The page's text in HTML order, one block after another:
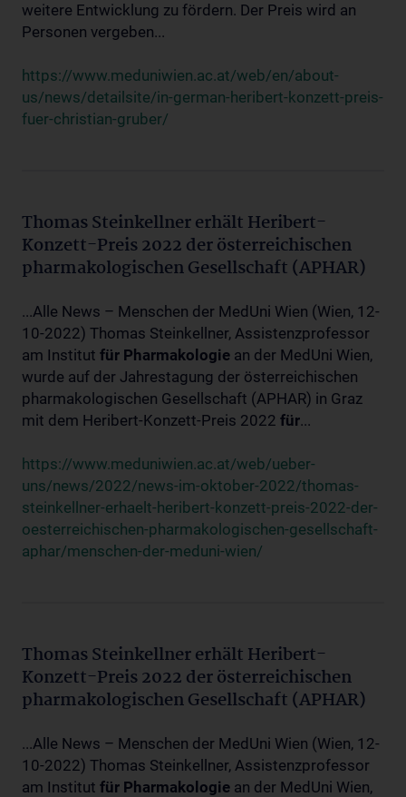
weitere Entwicklung zu fördern. Der Preis wird an
Personen vergeben...
https://www.meduniwien.ac.at/web/en/about-
us/news/detailsite/in-german-heribert-konzett-preis-
fuer-christian-gruber/
Thomas Steinkellner erhält Heribert-
Konzett-Preis 2022 der österreichischen
pharmakologischen Gesellschaft (APHAR)
...Alle News – Menschen der MedUni Wien (Wien, 12-
10-2022) Thomas Steinkellner, Assistenzprofessor
am Institut für Pharmakologie an der MedUni Wien,
wurde auf der Jahrestagung der österreichischen
pharmakologischen Gesellschaft (APHAR) in Graz
mit dem Heribert-Konzett-Preis 2022 für...
https://www.meduniwien.ac.at/web/ueber-
uns/news/2022/news-im-oktober-2022/thomas-
steinkellner-erhaelt-heribert-konzett-preis-2022-der-
oesterreichischen-pharmakologischen-gesellschaft-
aphar/menschen-der-meduni-wien/
Thomas Steinkellner erhält Heribert-
Konzett-Preis 2022 der österreichischen
pharmakologischen Gesellschaft (APHAR)
...Alle News – Menschen der MedUni Wien (Wien, 12-
10-2022) Thomas Steinkellner, Assistenzprofessor
am Institut für Pharmakologie an der MedUni Wien,